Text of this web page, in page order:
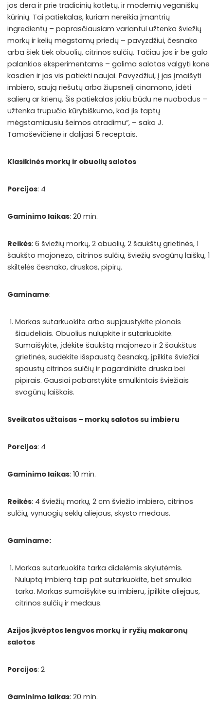
jos dera ir prie tradicinių kotletų, ir modernių veganiškų
kūrinių. Tai patiekalas, kuriam nereikia įmantrių
ingredientų – paprasčiausiam variantui užtenka šviežių
morkų ir kelių mėgstamų priedų – pavyzdžiui, česnako
arba šiek tiek obuolių, citrinos sulčių. Tačiau jos ir be galo
palankios eksperimentams – galima salotas valgyti kone
kasdien ir jas vis patiekti naujai. Pavyzdžiui, į jas įmaišyti
imbiero, saują riešutų arba žiupsnelį cinamono, įdėti
salierų ar krienų. Šis patiekalas jokiu būdu ne nuobodus –
užtenka trupučio kūrybiškumo, kad jis taptų
mėgstamiausiu šeimos atradimu“, – sako J.
Tamoševičienė ir dalijasi 5 receptais.
Klasikinės morkų ir obuolių salotos
Porcijos: 4
Gaminimo laikas: 20 min.
Reikės: 6 šviežių morkų, 2 obuolių, 2 šaukštų grietinės, 1
šaukšto majonezo, citrinos sulčių, šviežių svogūnų laiškų, 1
skiltelės česnako, druskos, pipirų.
Gaminame:
Morkas sutarkuokite arba supjaustykite plonais
šiaudeliais. Obuolius nulupkite ir sutarkuokite.
Sumaišykite, įdėkite šaukštą majonezo ir 2 šaukštus
grietinės, sudėkite išspaustą česnaką, įpilkite šviežiai
spaustų citrinos sulčių ir pagardinkite druska bei
pipirais. Gausiai pabarstykite smulkintais šviežiais
svogūnų laiškais.
Sveikatos užtaisas – morkų salotos su imbieru
Porcijos: 4
Gaminimo laikas: 10 min.
Reikės: 4 šviežių morkų, 2 cm šviežio imbiero, citrinos
sulčių, vynuogių sėklų aliejaus, skysto medaus.
Gaminame:
Morkas sutarkuokite tarka didelėmis skylutėmis.
Nuluptą imbierą taip pat sutarkuokite, bet smulkia
tarka. Morkas sumaišykite su imbieru, įpilkite aliejaus,
citrinos sulčių ir medaus.
Azijos įkvėptos lengvos morkų ir ryžių makaronų
salotos
Porcijos: 2
Gaminimo laikas: 20 min.